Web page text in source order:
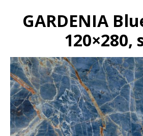
GARDENIA
120×280,